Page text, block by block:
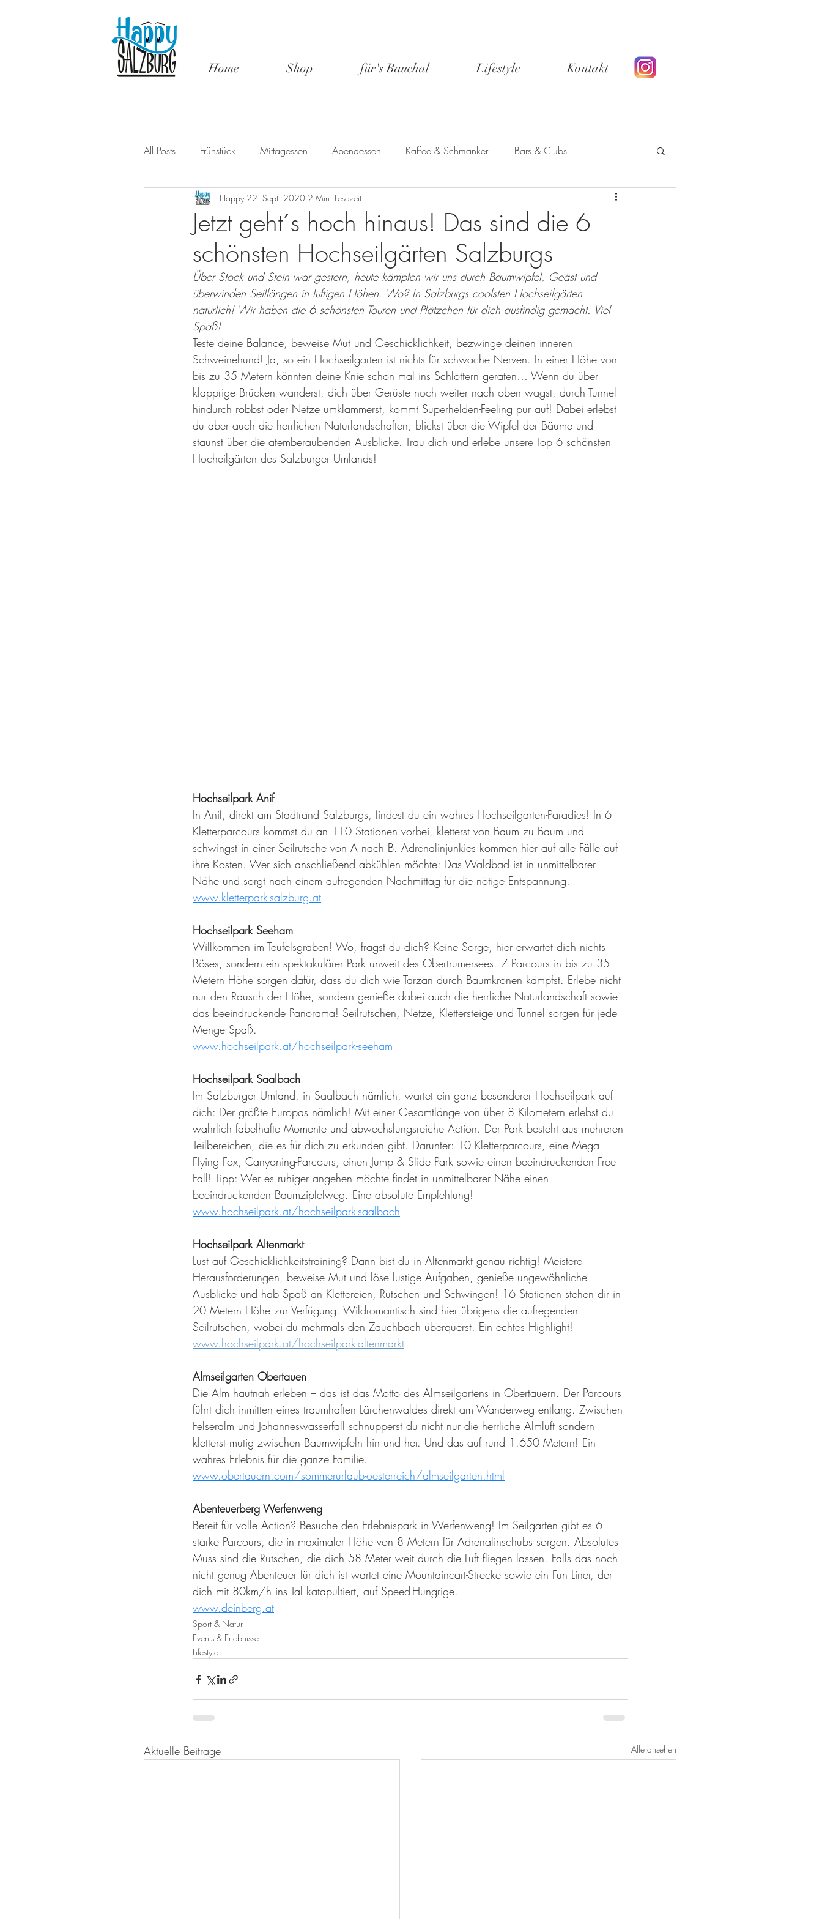
Home Shop für's Bauchal Lifestyle Kontakt
All Posts Frühstück Mittagessen Abendessen Kaffee & Schmankerl Bars & Clubs
Events & Erlebnisse Sport & Natur Aufenthalte in Salzburg Geheime Platzerl
fürs Bauchal Sponsored Salzburg lebt! Salzburg To-Do's
Jetzt geht´s hoch hinaus! Das sind die 6
schönsten Hochseilgärten Salzburgs
Happy 22. Sept. 2020 2 Min. Lesezeit
Über Stock und Stein war gestern, heute kämpfen wir uns durch Baumwipfel, Geäst und
überwinden Seillängen in luftigen Höhen. Wo? In Salzburgs coolsten Hochseilgärten
natürlich! Wir haben die 6 schönsten Touren und Plätzchen für dich ausfindig gemacht. Viel
Spaß!
Teste deine Balance, beweise Mut und Geschicklichkeit, bezwinge deinen inneren
Schweinehund! Ja, so ein Hochseilgarten ist nichts für schwache Nerven. In einer Höhe von
bis zu 35 Metern könnten deine Knie schon mal ins Schlottern geraten… Wenn du über
klapprige Brücken wanderst, dich über Gerüste noch weiter nach oben wagst, durch Tunnel
hindurch robbst oder Netze umklammerst, kommt Superhelden-Feeling pur auf! Dabei erlebst
du aber auch die herrlichen Naturlandschaften, blickst über die Wipfel der Bäume und
staunst über die atemberaubenden Ausblicke. Trau dich und erlebe unsere Top 6 schönsten
Hocheilgärten des Salzburger Umlands!
Hochseilpark Anif
In Anif, direkt am Stadtrand Salzburgs, findest du ein wahres Hochseilgarten-Paradies! In 6
Kletterparcours kommst du an 110 Stationen vorbei, kletterst von Baum zu Baum und
schwingst in einer Seilrutsche von A nach B. Adrenalinjunkies kommen hier auf alle Fälle auf
ihre Kosten. Wer sich anschließend abkühlen möchte: Das Waldbad ist in unmittelbarer
Nähe und sorgt nach einem aufregenden Nachmittag für die nötige Entspannung.
www.kletterpark-salzburg.at
Hochseilpark Seeham
Willkommen im Teufelsgraben! Wo, fragst du dich? Keine Sorge, hier erwartet dich nichts
Böses, sondern ein spektakulärer Park unweit des Obertrumersees. 7 Parcours in bis zu 35
Metern Höhe sorgen dafür, dass du dich wie Tarzan durch Baumkronen kämpfst. Erlebe nicht
nur den Rausch der Höhe, sondern genieße dabei auch die herrliche Naturlandschaft sowie
das beeindruckende Panorama! Seilrutschen, Netze, Klettersteige und Tunnel sorgen für jede
Menge Spaß.
www.hochseilpark.at/hochseilpark-seeham
Hochseilpark Saalbach
Im Salzburger Umland, in Saalbach nämlich, wartet ein ganz besonderer Hochseilpark auf
dich: Der größte Europas nämlich! Mit einer Gesamtlänge von über 8 Kilometern erlebst du
wahrlich fabelhafte Momente und abwechslungsreiche Action. Der Park besteht aus mehreren
Teilbereichen, die es für dich zu erkunden gibt. Darunter: 10 Kletterparcours, eine Mega
Flying Fox, Canyoning-Parcours, einen Jump & Slide Park sowie einen beeindruckenden Free
Fall! Tipp: Wer es ruhiger angehen möchte findet in unmittelbarer Nähe einen
beeindruckenden Baumzipfelweg. Eine absolute Empfehlung!
www.hochseilpark.at/hochseilpark-saalbach
Hochseilpark Altenmarkt
Lust auf Geschicklichkeitstraining? Dann bist du in Altenmarkt genau richtig! Meistere
Herausforderungen, beweise Mut und löse lustige Aufgaben, genieße ungewöhnliche
Ausblicke und hab Spaß an Klettereien, Rutschen und Schwingen! 16 Stationen stehen dir in
20 Metern Höhe zur Verfügung. Wildromantisch sind hier übrigens die aufregenden
Seilrutschen, wobei du mehrmals den Zauchbach überquerst. Ein echtes Highlight!
www.hochseilpark.at/hochseilpark-altenmarkt
Almseilgarten Obertauen
Die Alm hautnah erleben – das ist das Motto des Almseilgartens in Obertauern. Der Parcours
führt dich inmitten eines traumhaften Lärchenwaldes direkt am Wanderweg entlang. Zwischen
Felseralm und Johanneswasserfall schnupperst du nicht nur die herrliche Almluft sondern
kletterst mutig zwischen Baumwipfeln hin und her. Und das auf rund 1.650 Metern! Ein
wahres Erlebnis für die ganze Familie.
www.obertauern.com/sommerurlaub-oesterreich/almseilgarten.html
Abenteuerberg Werfenweng
Bereit für volle Action? Besuche den Erlebnispark in Werfenweng! Im Seilgarten gibt es 6
starke Parcours, die in maximaler Höhe von 8 Metern für Adrenalinschubs sorgen. Absolutes
Muss sind die Rutschen, die dich 58 Meter weit durch die Luft fliegen lassen. Falls das noch
nicht genug Abenteuer für dich ist wartet eine Mountaincart-Strecke sowie ein Fun Liner, der
dich mit 80km/h ins Tal katapultiert, auf Speed-Hungrige.
www.deinberg.at
Sport & Natur
Events & Erlebnisse
Lifestyle
Aktuelle Beiträge Alle ansehen